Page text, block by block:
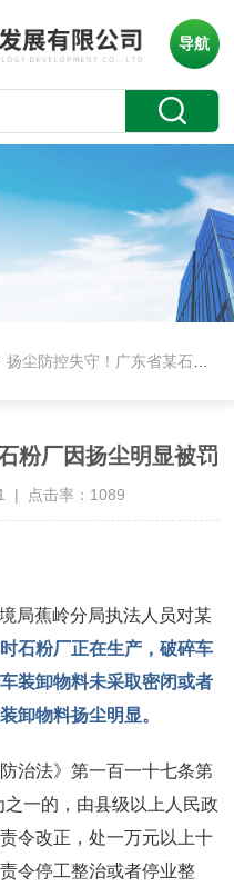
导航
扬尘防控失守！广东省某石粉厂因扬尘明显被罚
粉厂因扬尘明显被罚
| 点击率：1089
局蕉岭分局执法人员对某
石粉厂正在生产，破碎车
装卸物料未采取密闭或者
卸物料扬尘明显。
治法》第一百一十七条第
一的，由县级以上人民政
令改正，处一万元以上十
令停工整治或者停业整